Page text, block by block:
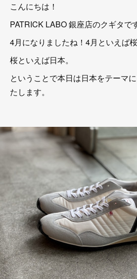
こんにちは！
PATRICK LABO 銀座店のクギタで
4月になりましたね！4月といえば
桜といえば日本。
ということで本日は日本をテーマ
たします。